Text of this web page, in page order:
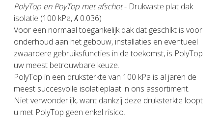
PolyTop en PoyTop met afschot- Drukvaste plat dak
isolatie (100 kPa, ʎ 0.036)
Voor een normaal toegankelijk dak dat geschikt is voor
onderhoud aan het gebouw, installaties en eventueel
zwaardere gebruiksfuncties in de toekomst, is PolyTop
uw meest betrouwbare keuze.
PolyTop in een druksterkte van 100 kPa is al jaren de
meest succesvolle isolatieplaat in ons assortiment.
Niet verwonderlijk, want dankzij deze druksterkte loopt
u met PolyTop geen enkel risico.